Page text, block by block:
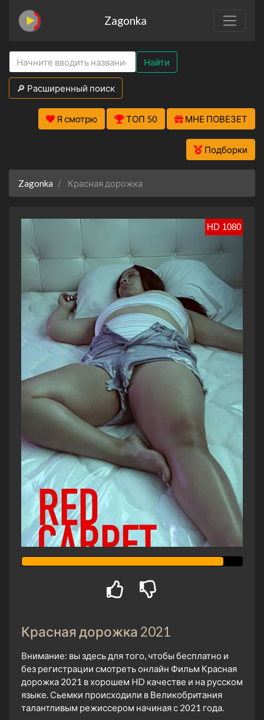
Zagonka
Найти
🔎 Расширенный поиск
Я смотрю ТОП 50 МНЕ ПОВЕЗЕТ
Подборки
Zagonka Красная дорожка
HD 1080
Красная дорожка 2021
Внимание: вы здесь для того, чтобы бесплатно и
без регистрации смотреть онлайн Фильм Красная
дорожка 2021 в хорошем HD качестве и на русском
языке. Сьемки происходили в Великобритания
талантливым режиссером начиная с 2021 года.